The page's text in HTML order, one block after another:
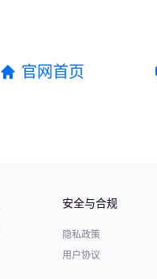
官网首页
安全与合规
隐私政策
用户协议